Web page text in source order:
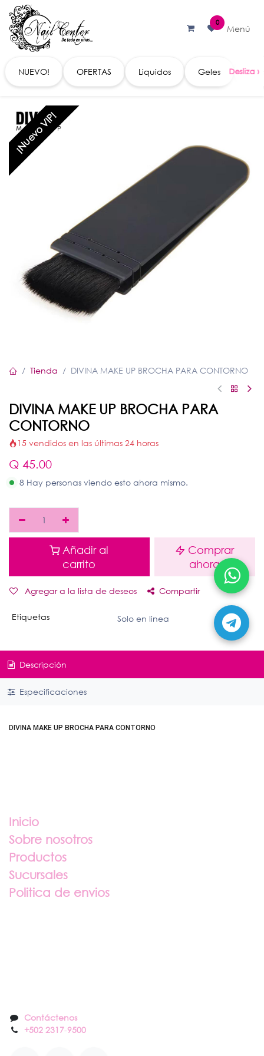
Ir al contenido
0
Menú
NUEVO! OFERTAS Liquidos Geles
¡Nuevo VIP!
Tienda DIVINA MAKE UP BROCHA PARA CONTORNO
DIVINA MAKE UP BROCHA PARA
CONTORNO
15 vendidos en las últimas 24 horas
Q 45.00
8 Hay personas viendo esto ahora mismo.
Añadir al
carrito
Comprar
ahora
Agregar a la lista de deseos Compartir
Etiquetas Solo en linea
Descripción
Especificaciones
DIVINA MAKE UP BROCHA PARA CONTORNO
Inicio
Sobre nosotros
Productos
Sucursales
Politica de envios
Contáctenos
+502 2317-9500